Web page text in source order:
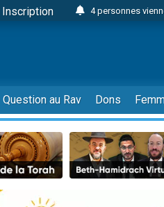
Inscription
4 personnes
Odaya vient de
3 personnes
3 personnes
13 personnes
2 personnes
30 personnes
Il reste 49
Question au Rav Dons